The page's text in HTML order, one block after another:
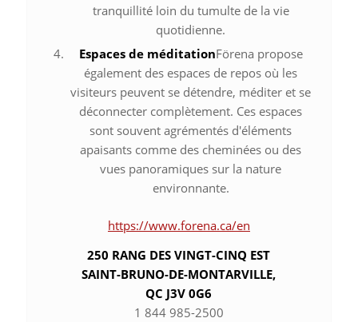
tranquillité loin du tumulte de la vie
quotidienne.
Espaces de méditationFörena propose
également des espaces de repos où les
visiteurs peuvent se détendre, méditer et se
déconnecter complètement. Ces espaces
sont souvent agrémentés d'éléments
apaisants comme des cheminées ou des
vues panoramiques sur la nature
environnante.
https://www.forena.ca/en
250 RANG DES VINGT-CINQ EST
SAINT-BRUNO-DE-MONTARVILLE,
QC J3V 0G6
1 844 985-2500